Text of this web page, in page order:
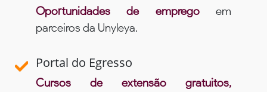
Oportunidades de empregoem
parceiros da Unyleya.
Portal do Egresso
Cursos de extensão gratuitos,